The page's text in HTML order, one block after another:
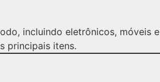
incluindo eletrônicos, móveis
principais itens.